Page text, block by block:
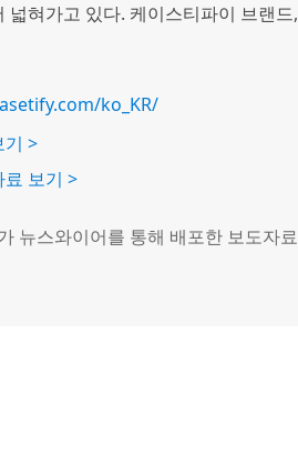
넓혀가고 있다. 케이스티파이 브랜
ko_KR/
기 >
보기 >
뉴스와이어를 통해 배포한 보도자